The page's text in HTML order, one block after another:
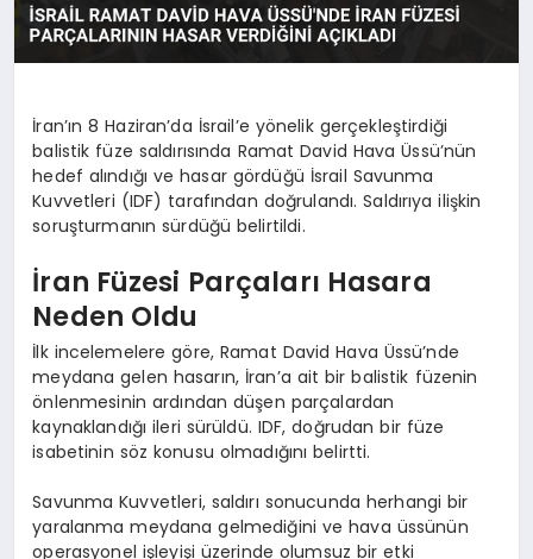
İran’ın 8 Haziran’da İsrail’e yönelik gerçekleştirdiği
balistik füze saldırısında Ramat David Hava Üssü’nün
hedef alındığı ve hasar gördüğü İsrail Savunma
Kuvvetleri (IDF) tarafından doğrulandı. Saldırıya ilişkin
soruşturmanın sürdüğü belirtildi.
İran Füzesi Parçaları Hasara
Neden Oldu
İlk incelemelere göre, Ramat David Hava Üssü’nde
meydana gelen hasarın, İran’a ait bir balistik füzenin
önlenmesinin ardından düşen parçalardan
kaynaklandığı ileri sürüldü. IDF, doğrudan bir füze
isabetinin söz konusu olmadığını belirtti.
Savunma Kuvvetleri, saldırı sonucunda herhangi bir
yaralanma meydana gelmediğini ve hava üssünün
operasyonel işleyişi üzerinde olumsuz bir etki